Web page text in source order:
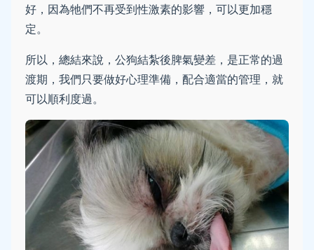
好，因為牠們不再受到性激素的影響，可以更加穩
定。
所以，總結來說，公狗結紮後脾氣變差，是正常的過
渡期，我們只要做好心理準備，配合適當的管理，就
可以順利度過。